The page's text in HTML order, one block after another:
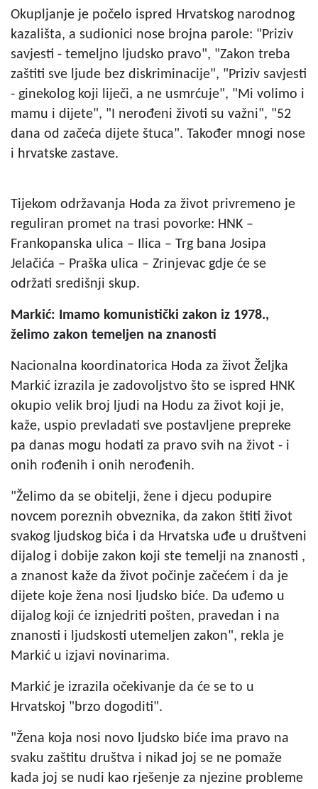
Okupljanje je počelo ispred Hrvatskog narodnog
kazališta, a sudionici nose brojna parole: "Priziv
savjesti - temeljno ljudsko pravo", "Zakon treba
zaštiti sve ljude bez diskriminacije", "Priziv savjesti
- ginekolog koji liječi, a ne usmrćuje", "Mi volimo i
mamu i dijete", "I nerođeni životi su važni", "52
dana od začeća dijete štuca". Također mnogi nose
i hrvatske zastave.
Tijekom održavanja Hoda za život privremeno je
reguliran promet na trasi povorke: HNK –
Frankopanska ulica – Ilica – Trg bana Josipa
Jelačića – Praška ulica – Zrinjevac gdje će se
održati središnji skup.
Markić: Imamo komunistički zakon iz 1978.,
želimo zakon temeljen na znanosti
Nacionalna koordinatorica Hoda za život Željka
Markić izrazila je zadovoljstvo što se ispred HNK
okupio velik broj ljudi na Hodu za život koji je,
kaže, uspio prevladati sve postavljene prepreke
pa danas mogu hodati za pravo svih na život - i
onih rođenih i onih nerođenih.
"Želimo da se obitelji, žene i djecu podupire
novcem poreznih obveznika, da zakon štiti život
svakog ljudskog bića i da Hrvatska uđe u društveni
dijalog i dobije zakon koji ste temelji na znanosti ,
a znanost kaže da život počinje začećem i da je
dijete koje žena nosi ljudsko biće. Da uđemo u
dijalog koji će iznjedriti pošten, pravedan i na
znanosti i ljudskosti utemeljen zakon", rekla je
Markić u izjavi novinarima.
Markić je izrazila očekivanje da će se to u
Hrvatskoj "brzo dogoditi".
"Žena koja nosi novo ljudsko biće ima pravo na
svaku zaštitu društva i nikad joj se ne pomaže
kada joj se nudi kao rješenje za njezine probleme